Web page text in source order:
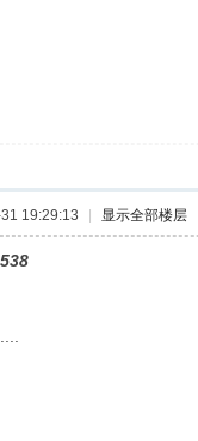
19:29:13 显示全部楼层